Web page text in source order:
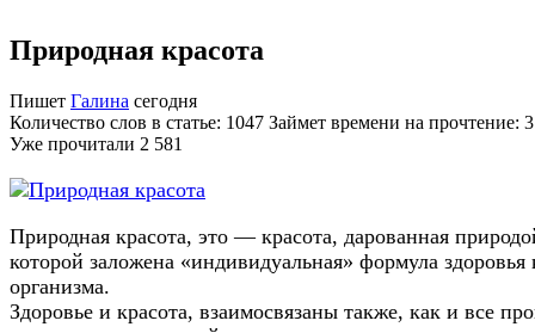
Природная красота
Пишет Галина сегодня
Количество слов в статье: 1047 Займет времени на прочтение:
Уже прочитали 2 581
Природная красота, это — красота, дарованная
которой заложена «индивидуальная» формула здоровья
организма.
Здоровье и красота, взаимосвязаны также, как и все